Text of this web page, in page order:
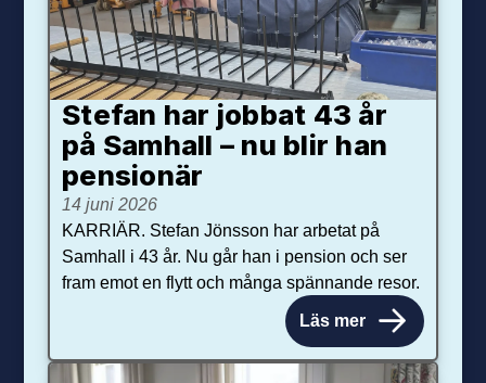
Stefan har jobbat 43 år
på Samhall – nu blir han
pensionär
14 juni 2026
KARRIÄR. Stefan Jönsson har arbetat på
Samhall i 43 år. Nu går han i pension och ser
fram emot en flytt och många spännande resor.
Läs mer